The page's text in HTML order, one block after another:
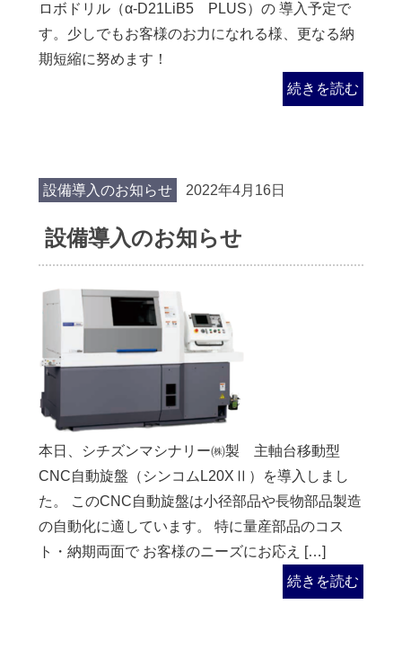
ロボドリル（α-D21LiB5 PLUS）の 導入予定で
す。少しでもお客様のお力になれる様、更なる納
期短縮に努めます！
続きを読む
設備導入のお知らせ 2022年4月16日
設備導入のお知らせ
本日、シチズンマシナリー㈱製 主軸台移動型
CNC自動旋盤（シンコムL20XⅡ）を導入しまし
た。 このCNC自動旋盤は小径部品や長物部品製造
の自動化に適しています。 特に量産部品のコス
ト・納期両面で お客様のニーズにお応え […]
続きを読む